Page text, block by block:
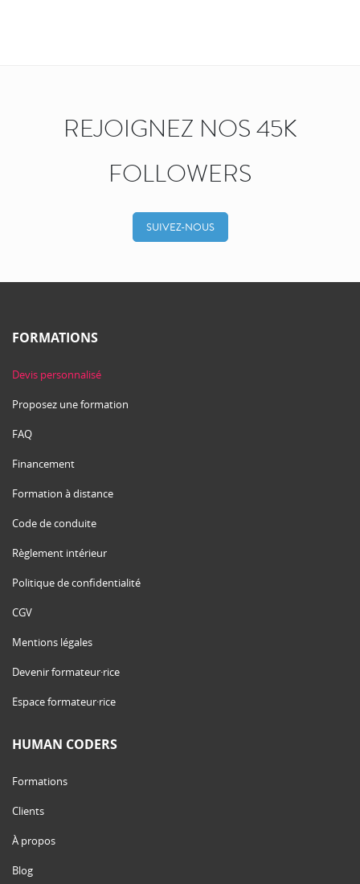
REJOIGNEZ NOS 45K
FOLLOWERS
SUIVEZ-NOUS
FORMATIONS
Devis personnalisé
Proposez une formation
FAQ
Financement
Formation à distance
Code de conduite
Règlement intérieur
Politique de confidentialité
CGV
Mentions légales
Devenir formateur·rice
Espace formateur·rice
HUMAN CODERS
Formations
Clients
À propos
Blog